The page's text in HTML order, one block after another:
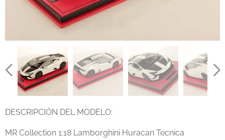
DESCRIPCIÓN DEL MODELO:
MR Collection 1:18 Lamborghini Huracan Tecnica